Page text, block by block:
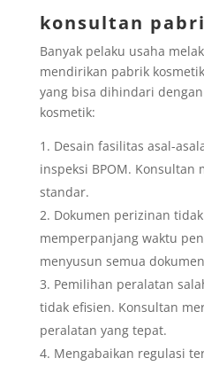
konsultan
Banyak pelaku usaha
mendirikan pabrik
yang bisa dihindari
kosmetik:
Desain fasilitas asal-
inspeksi BPOM. Konsultan
standar.
Dokumen perizinan
memperpanjang waktu
menyusun semua
Pemilihan peralatan
tidak efisien. Konsultan
peralatan yang tepat.
Mengabaikan regulasi